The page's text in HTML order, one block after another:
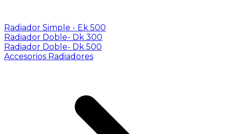
Radiador Simple - Ek 500
Radiador Doble- Dk 300
Radiador Doble- Dk 500
Accesorios Radiadores